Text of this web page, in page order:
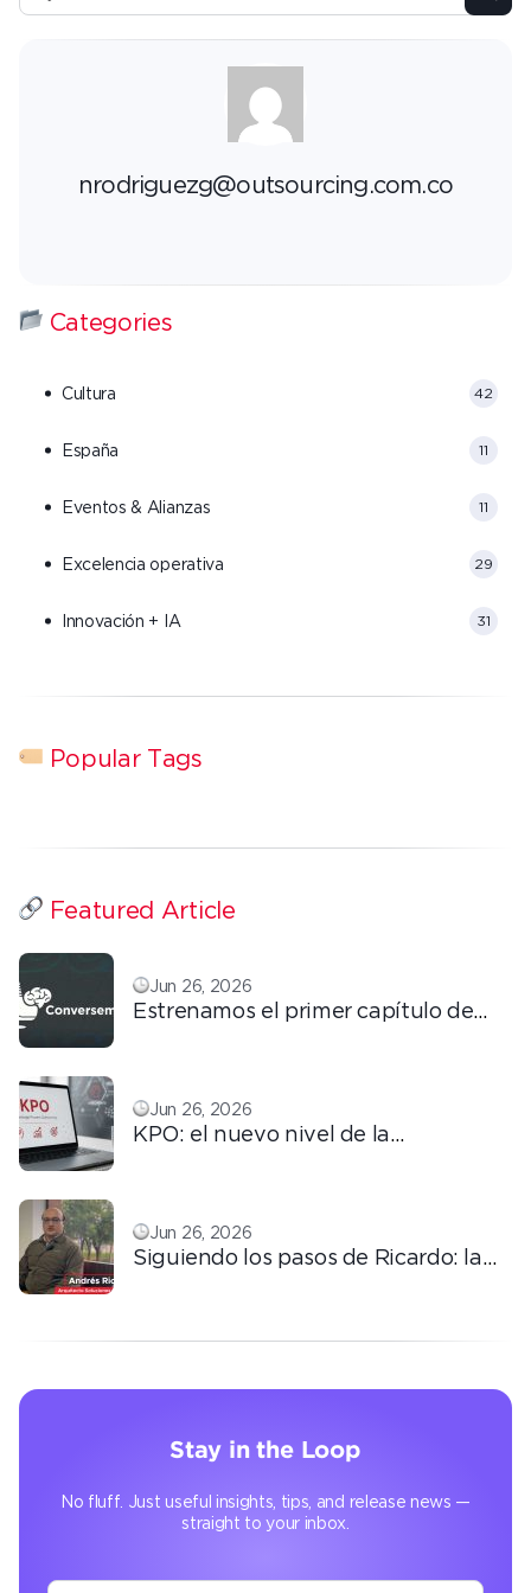
nrodriguezg@outsourcing.com.co
Categories
Cultura 42
España 11
Eventos & Alianzas 11
Excelencia operativa 29
Innovación + IA 31
Popular Tags
Featured Article
Jun 26, 2026
Estrenamos el primer capítulo de
Jun 26, 2026
KPO: el nuevo nivel de la
Jun 26, 2026
Siguiendo los pasos de Ricardo: la
Stay in the Loop
No fluff. Just useful insights, tips, and release news —
straight to your inbox.